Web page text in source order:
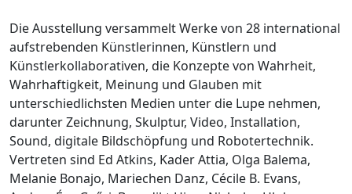
Die Ausstellung versammelt Werke von 28 international
aufstrebenden Künstlerinnen, Künstlern und
Künstlerkollaborativen, die Konzepte von Wahrheit,
Wahrhaftigkeit, Meinung und Glauben mit
unterschiedlichsten Medien unter die Lupe nehmen,
darunter Zeichnung, Skulptur, Video, Installation,
Sound, digitale Bildschöpfung und Robotertechnik.
Vertreten sind Ed Atkins, Kader Attia, Olga Balema,
Melanie Bonajo, Mariechen Danz, Cécile B. Evans,